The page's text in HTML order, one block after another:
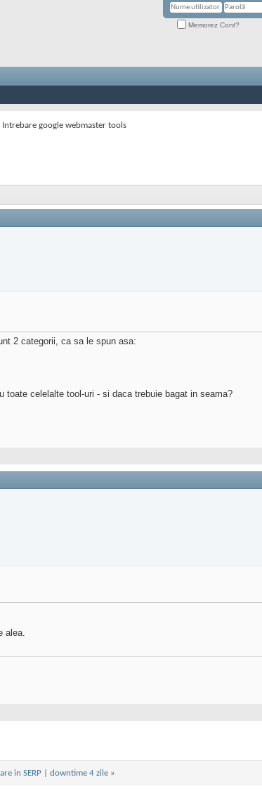
Memorez Cont?
Intrebare google webmaster tools
2 categorii, ca sa le spun asa:
celelalte tool-uri - si daca trebuie bagat in seama?
alea.
in SERP downtime 4 zile »